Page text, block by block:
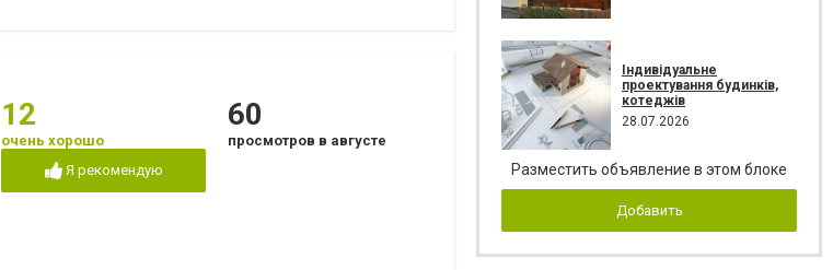
12
очень хорошо
Я рекомендую
60
просмотров в августе
Індивідуальне
проектування будинків,
котеджів
28.07.2026
Разместить объявление в этом блоке
Добавить